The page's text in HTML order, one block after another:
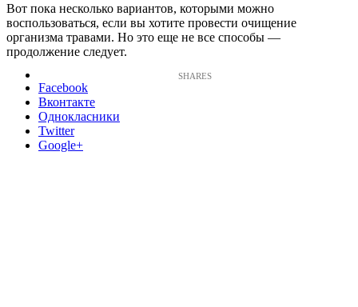
Вот пока несколько вариантов, которыми можно
воспользоваться, если вы хотите провести очищение
организма травами. Но это еще не все способы —
продолжение следует.
Facebook
Вконтакте
Однокласники
Twitter
Google+